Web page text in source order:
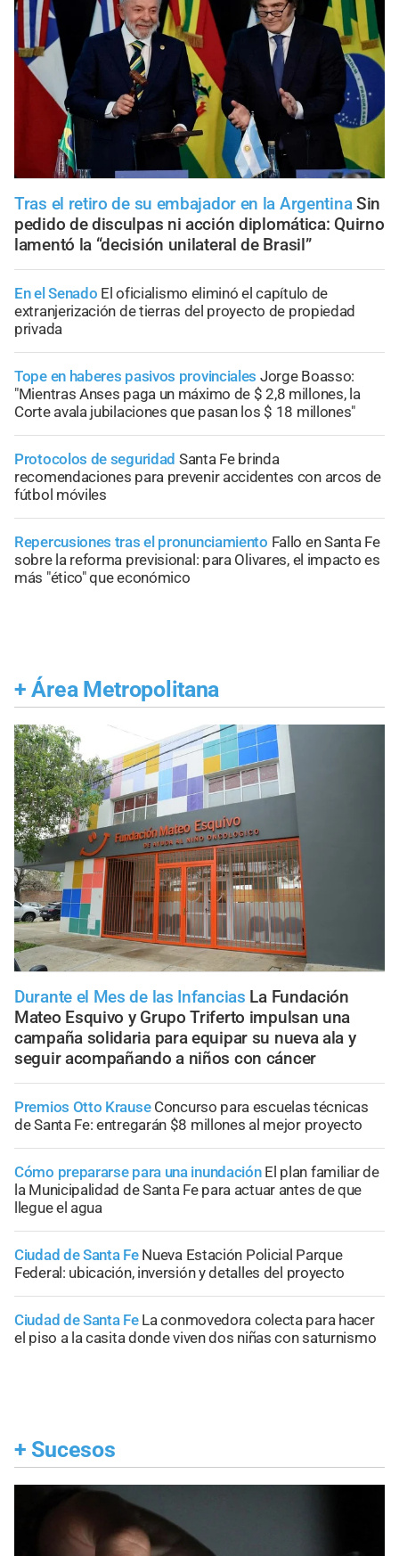
Tras el retiro de su embajador en la Argentina Sin
pedido de disculpas ni acción diplomática: Quirno
lamentó la “decisión unilateral de Brasil”
En el Senado El oficialismo eliminó el capítulo de
extranjerización de tierras del proyecto de propiedad
privada
Tope en haberes pasivos provinciales Jorge Boasso:
"Mientras Anses paga un máximo de $ 2,8 millones, la
Corte avala jubilaciones que pasan los $ 18 millones"
Protocolos de seguridad Santa Fe brinda
recomendaciones para prevenir accidentes con arcos de
fútbol móviles
Repercusiones tras el pronunciamiento Fallo en Santa Fe
sobre la reforma previsional: para Olivares, el impacto es
más "ético" que económico
+ Área Metropolitana
Durante el Mes de las Infancias La Fundación
Mateo Esquivo y Grupo Triferto impulsan una
campaña solidaria para equipar su nueva ala y
seguir acompañando a niños con cáncer
Premios Otto Krause Concurso para escuelas técnicas
de Santa Fe: entregarán $8 millones al mejor proyecto
Cómo prepararse para una inundación El plan familiar de
la Municipalidad de Santa Fe para actuar antes de que
llegue el agua
Ciudad de Santa Fe Nueva Estación Policial Parque
Federal: ubicación, inversión y detalles del proyecto
Ciudad de Santa Fe La conmovedora colecta para hacer
el piso a la casita donde viven dos niñas con saturnismo
+ Sucesos